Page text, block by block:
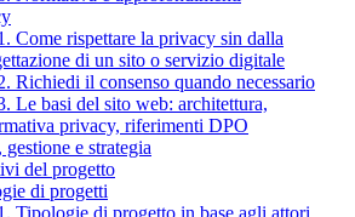
Come rispettare la privacy sin dalla
di un sito o servizio digitale
Richiedi il consenso quando necessario
Le basi del sito web: architettura,
privacy, riferimenti DPO
e strategia
del progetto
di progetti
Tipologie di progetto in base agli attori